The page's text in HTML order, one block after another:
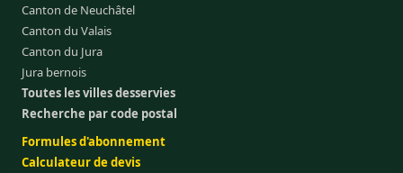
Canton de Neuchâtel
Canton du Valais
Canton du Jura
Jura bernois
Toutes les villes desservies
Recherche par code postal
Formules d'abonnement
Calculateur de devis